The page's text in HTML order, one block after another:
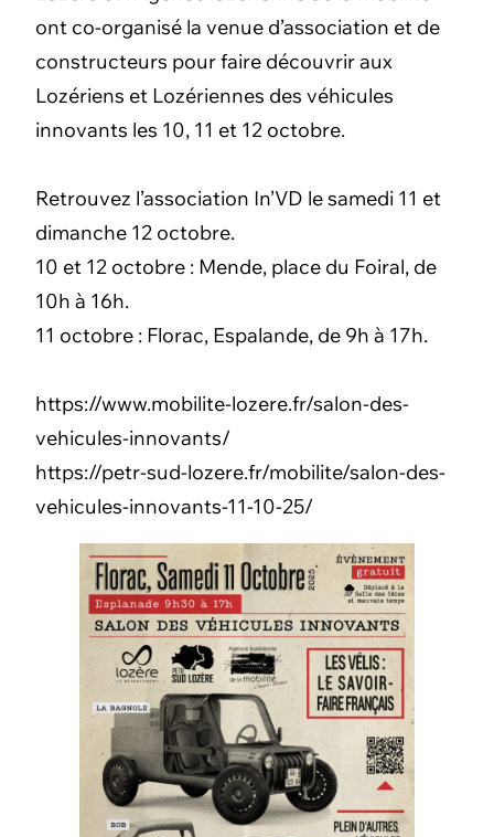
ont co-organisé la venue d’association et de
constructeurs pour faire découvrir aux
Lozériens et Lozériennes des véhicules
innovants les 10, 11 et 12 octobre.
Retrouvez l’association In’VD le samedi 11 et
dimanche 12 octobre.
10 et 12 octobre : Mende, place du Foiral, de
10h à 16h.
11 octobre : Florac, Espalande, de 9h à 17h.
https://www.mobilite-lozere.fr/salon-des-
vehicules-innovants/
https://petr-sud-lozere.fr/mobilite/salon-des-
vehicules-innovants-11-10-25/